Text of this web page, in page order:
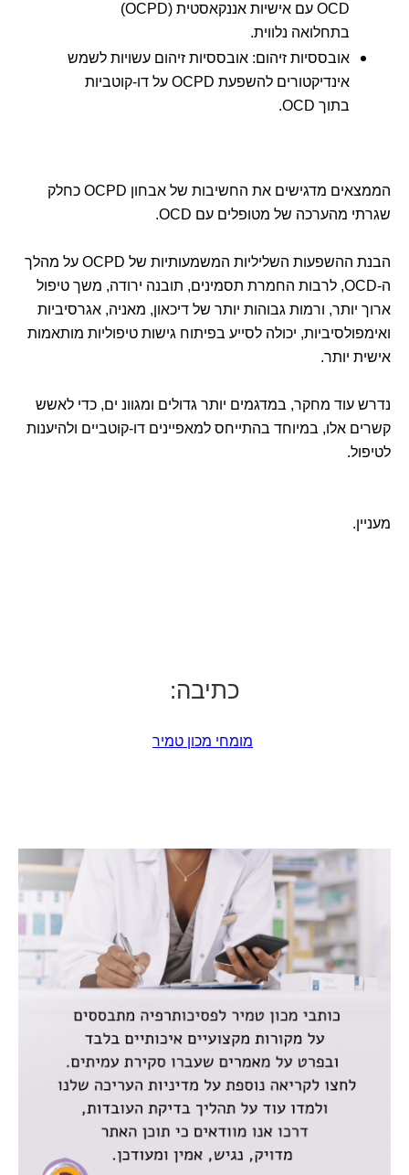
OCD עם אישיות אננקאסטית (OCPD)
בתחלואה נלווית.
אובססיות זיהום: אובססיות זיהום עשויות לשמש
אינדיקטורים להשפעת OCPD על דו-קוטביות
בתוך OCD.
הממצאים מדגישים את החשיבות של אבחון OCPD כחלק
שגרתי מהערכה של מטופלים עם OCD.
הבנת ההשפעות השליליות המשמעותיות של OCPD על מהלך
ה-OCD, לרבות החמרת תסמינים, תובנה ירודה, משך טיפול
ארוך יותר, ורמות גבוהות יותר של דיכאון, מאניה, אגרסיביות
ואימפולסיביות, יכולה לסייע בפיתוח גישות טיפוליות מותאמות
אישית יותר.
נדרש עוד מחקר, במדגמים יותר גדולים ומגוונ ים, כדי לאשש
קשרים אלו, במיוחד בהתייחס למאפיינים דו-קוטביים ולהיענות
לטיפול.
מעניין.
כתיבה:
מומחי מכון טמיר